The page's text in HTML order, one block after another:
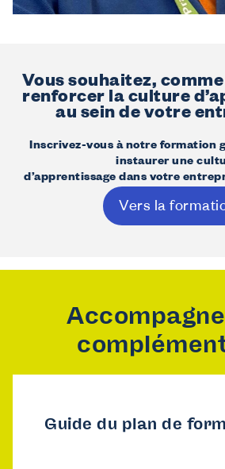
Vous souhaitez,
renforcer la culture
au sein de votre
Inscrivez-vous à notre formation
instaurer une
d’apprentissage dans votre
Vers la
Guide du plan de